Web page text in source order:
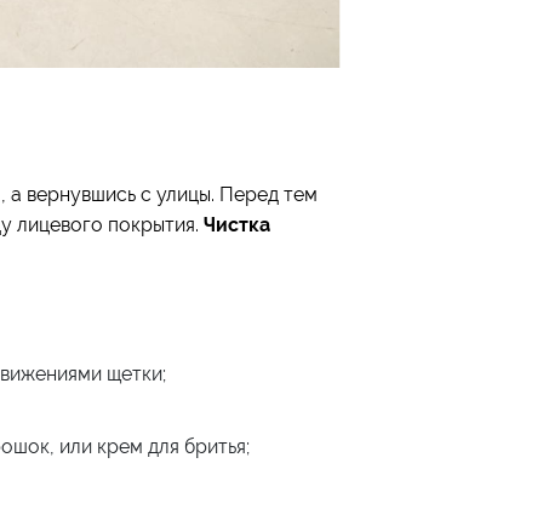
а вернувшись с улицы. Перед тем
лицевого покрытия. Чистка
щетки;
или крем для бритья;